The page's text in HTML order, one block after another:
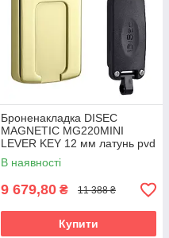
Броненакладка DISEC
MAGNETIC MG220MINI
LEVER KEY 12 мм латунь pvd
(Італія)
В наявності
9 679,80 ₴ 11 388 ₴
Купити